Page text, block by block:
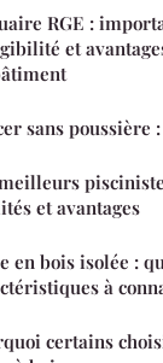
RGE :
et
sans poussière
et avantages
en bois isolée :
à
certains